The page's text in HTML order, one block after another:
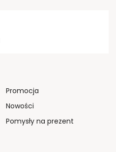
Promocja
Nowości
Pomysły na prezent